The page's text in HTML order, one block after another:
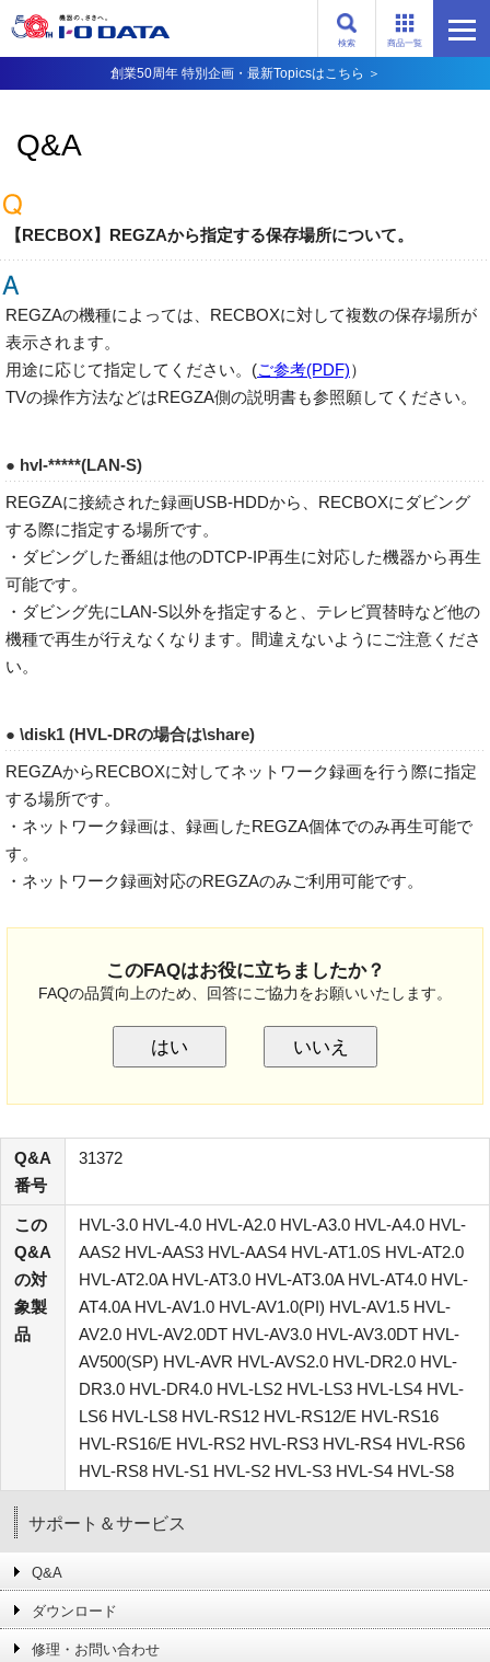
商品一覧
検索
創業50周年 特別企画・最新Topicsはこちら ＞
Q&A
【RECBOX】REGZAから指定する保存場所について。
REGZAの機種によっては、RECBOXに対して複数の保存場所が
表示されます。
用途に応じて指定してください。(ご参考(PDF)）
TVの操作方法などはREGZA側の説明書も参照願してください。
● hvl-*****(LAN-S)
REGZAに接続された録画USB-HDDから、RECBOXにダビング
する際に指定する場所です。
・ダビングした番組は他のDTCP-IP再生に対応した機器から再生
可能です。
・ダビング先にLAN-S以外を指定すると、テレビ買替時など他の
機種で再生が行えなくなります。間違えないようにご注意くださ
い。
● \disk1 (HVL-DRの場合は\share)
REGZAからRECBOXに対してネットワーク録画を行う際に指定
する場所です。
・ネットワーク録画は、録画したREGZA個体でのみ再生可能で
す。
・ネットワーク録画対応のREGZAのみご利用可能です。
このFAQはお役に立ちましたか？
FAQの品質向上のため、回答にご協力をお願いいたします。
はい いいえ
Q&A
番号
31372
この
Q&A
の対
象製
品
HVL-3.0 HVL-4.0 HVL-A2.0 HVL-A3.0 HVL-A4.0 HVL-
AAS2 HVL-AAS3 HVL-AAS4 HVL-AT1.0S HVL-AT2.0
HVL-AT2.0A HVL-AT3.0 HVL-AT3.0A HVL-AT4.0 HVL-
AT4.0A HVL-AV1.0 HVL-AV1.0(PI) HVL-AV1.5 HVL-
AV2.0 HVL-AV2.0DT HVL-AV3.0 HVL-AV3.0DT HVL-
AV500(SP) HVL-AVR HVL-AVS2.0 HVL-DR2.0 HVL-
DR3.0 HVL-DR4.0 HVL-LS2 HVL-LS3 HVL-LS4 HVL-
LS6 HVL-LS8 HVL-RS12 HVL-RS12/E HVL-RS16
HVL-RS16/E HVL-RS2 HVL-RS3 HVL-RS4 HVL-RS6
HVL-RS8 HVL-S1 HVL-S2 HVL-S3 HVL-S4 HVL-S8
サポート＆サービス
Q&A
ダウンロード
修理・お問い合わせ